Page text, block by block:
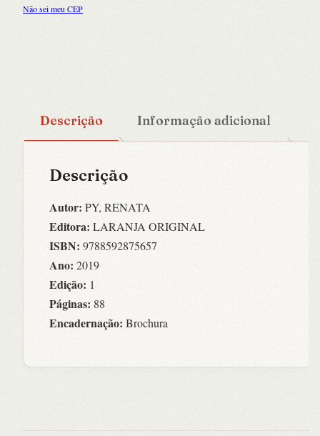
Não sei meu CEP
Descrição Informação adicional
Descrição
Autor: PY, RENATA
Editora: LARANJA ORIGINAL
ISBN: 9788592875657
Ano: 2019
Edição: 1
Páginas: 88
Encadernação: Brochura